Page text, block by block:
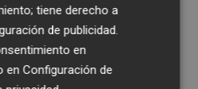
tiene derecho a
de publicidad
en
enConfiguración de